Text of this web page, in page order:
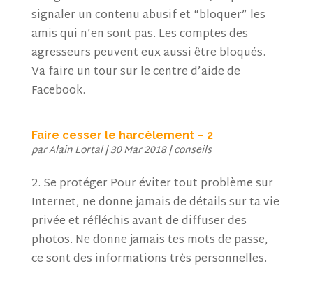
signaler un contenu abusif et “bloquer” les
amis qui n’en sont pas. Les comptes des
agresseurs peuvent eux aussi être bloqués.
Va faire un tour sur le centre d’aide de
Facebook.
Faire cesser le harcèlement – 2
parAlain Lortal|30 Mar 2018|conseils
2. Se protéger Pour éviter tout problème sur
Internet, ne donne jamais de détails sur ta vie
privée et réfléchis avant de diffuser des
photos. Ne donne jamais tes mots de passe,
ce sont des informations très personnelles.